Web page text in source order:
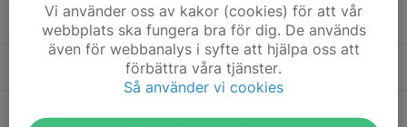
Steven Katabalwa
Suheyb Ahmed
22. Sulayman yusuf
Vi använder oss av kakor (cookies) för att vår
webbplats ska fungera bra för dig. De används
även för webbanalys i syfte att hjälpa oss att
förbättra våra tjänster.
Så använder vi cookies